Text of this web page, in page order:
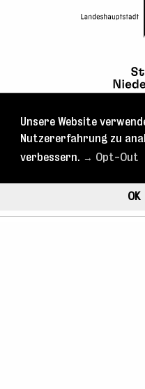
Unsere Website
Nutzererfahrung zu
verbessern. → Opt-Out
OK